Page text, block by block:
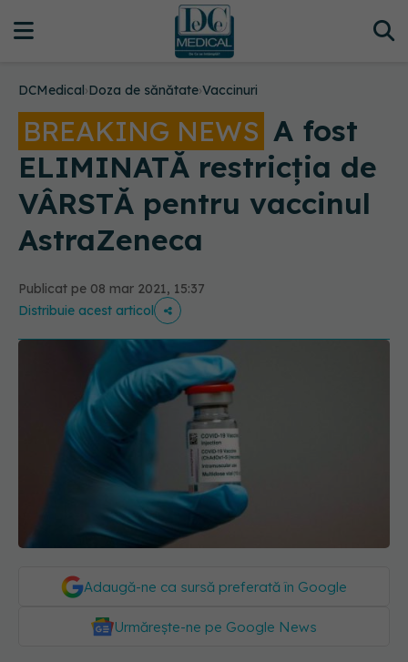
DCMedical›Doza de sănătate›Vaccinuri
BREAKING NEWS A fost
ELIMINATĂ restricția de
VÂRSTĂ pentru vaccinul
AstraZeneca
Publicat pe 08 mar 2021, 15:37
Distribuie acest articol
Adaugă-ne ca sursă preferată în Google
Urmărește-ne pe Google News